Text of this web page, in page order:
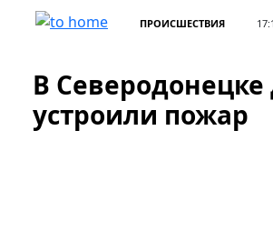
ПРОИСШЕСТВИЯ
В Северодонецке
устроили пожар